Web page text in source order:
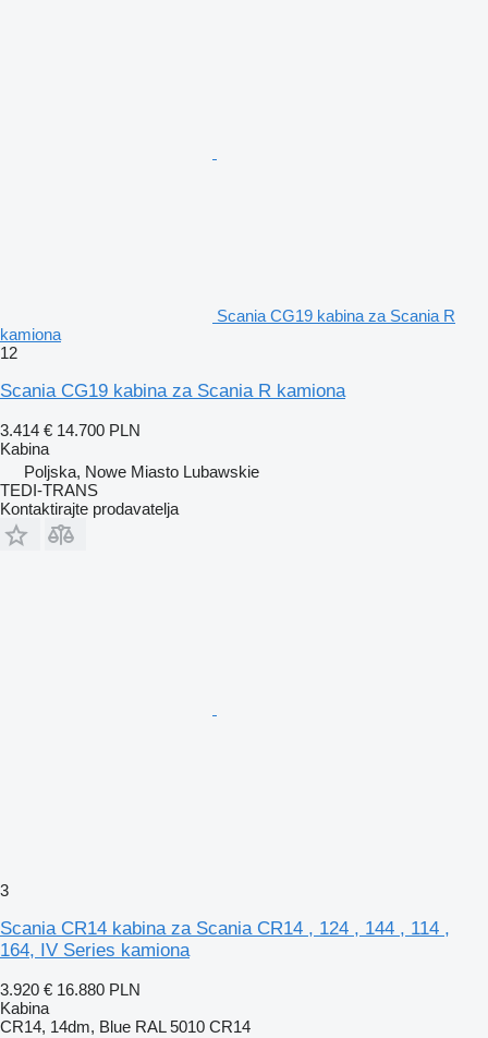
Scania CG19 kabina za Scania R
kamiona
12
Scania CG19 kabina za Scania R kamiona
3.414 € 14.700 PLN
Kabina
Poljska, Nowe Miasto Lubawskie
TEDI-TRANS
Kontaktirajte prodavatelja
3
Scania CR14 kabina za Scania CR14 , 124 , 144 , 114 ,
164, IV Series kamiona
3.920 € 16.880 PLN
Kabina
CR14, 14dm, Blue RAL 5010 CR14